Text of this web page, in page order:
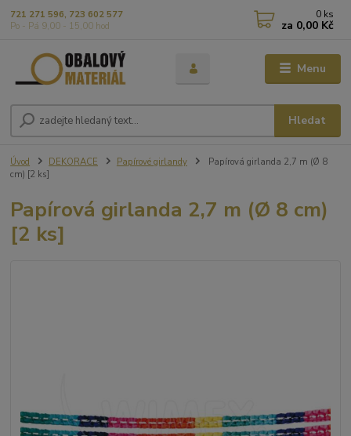
Menu
Hledat
721 271 596, 723 602 577
Po - Pá 9,00 - 15,00 hod
0 ks
za 0,00 Kč
Úvod DEKORACE Papírové girlandy
Papírová girlanda 2,7 m (Ø 8
cm) [2 ks]
Papírová girlanda 2,7 m (Ø 8 cm)
[2 ks]